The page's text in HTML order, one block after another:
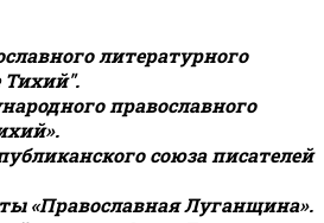
литературного
Тихий".
православного
союза писателей
«Православная Луганщина».